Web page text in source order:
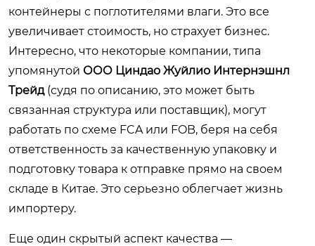
контейнеры с поглотителями влаги. Это все
увеличивает стоимость, но страхует бизнес.
Интересно, что некоторые компании, типа
упомянутой ООО Циндао Жуйлио Интернэшнл
Трейд(судя по описанию, это может быть
связанная структура или поставщик), могут
работать по схеме FCA или FOB, беря на себя
ответственность за качественную упаковку и
подготовку товара к отправке прямо на своем
складе в Китае. Это серьезно облегчает жизнь
импортеру.
Еще один скрытый аспект качества —